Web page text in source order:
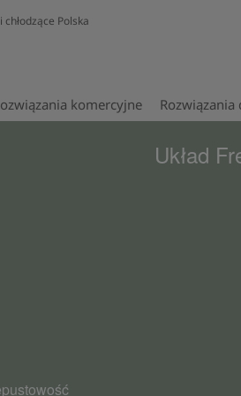
Polska
komercyjne
Układ